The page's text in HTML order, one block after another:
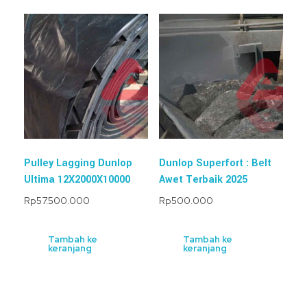
Pulley Lagging Dunlop
Ultima 12X2000X10000
Rp57.500.000
Tambah ke
keranjang
Dunlop Superfort : Belt
Awet Terbaik 2025
Rp500.000
Tambah ke
keranjang